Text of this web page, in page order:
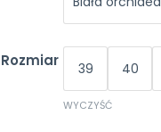
Rozmiar 39 40
WYCZYŚĆ